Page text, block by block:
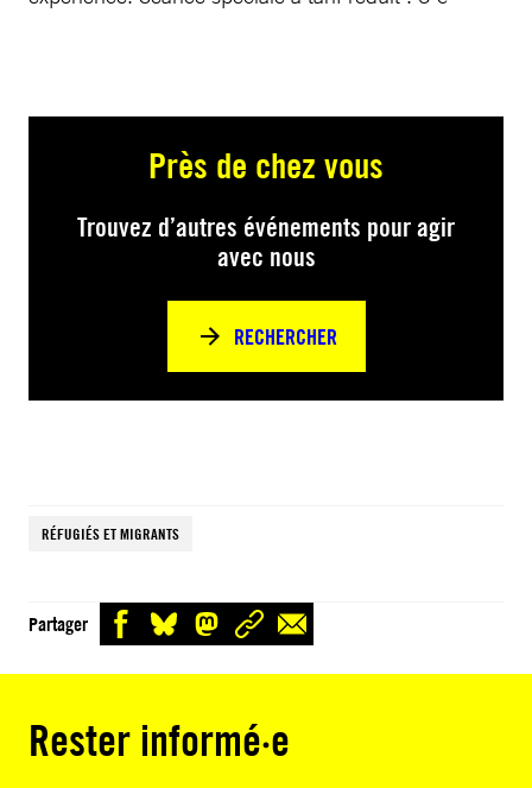
Près de chez vous
Trouvez d’autres événements pour agir
avec nous
RECHERCHER
RÉFUGIÉS ET MIGRANTS
Partager
Rester informé·e